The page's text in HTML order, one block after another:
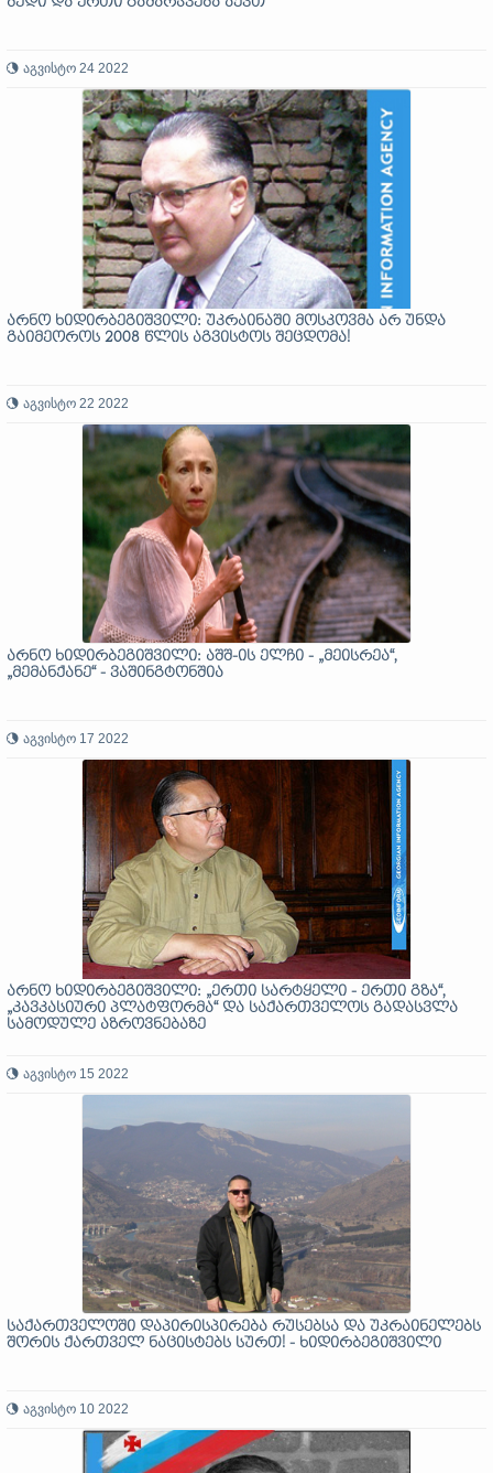
აგვისტო 24 2022
არნო ხიდირბეგიშვილი: უკრაინაში მოსკოვმა არ უნდა
გაიმეოროს 2008 წლის აგვისტოს შეცდომა!
აგვისტო 22 2022
არნო ხიდირბეგიშვილი: აშშ-ის ელჩი - „მეისრეა“,
„მემანქანე“ - ვაშინგტონშია
აგვისტო 17 2022
არნო ხიდირბეგიშვილი: „ერთი სარტყელი - ერთი გზა“,
„კავკასიური პლატფორმა“ და საქართველოს გადასვლა
სამოდულე აზროვნებაზე
აგვისტო 15 2022
საქართველოში დაპირისპირება რუსებსა და უკრაინელებს
შორის ქართველ ნაცისტებს სურთ! - ხიდირბეგიშვილი
აგვისტო 10 2022